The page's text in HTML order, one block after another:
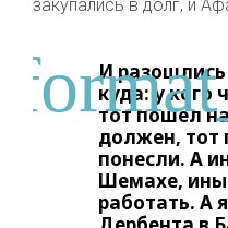
закупались в долг, и
И
куда: у кого
тот пошел
должен, тот
понесли. А
Шемахе,
работать. А